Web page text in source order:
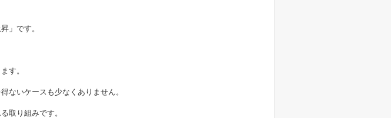
」です。
す。
ないケースも少なくありません。
取り組みです。